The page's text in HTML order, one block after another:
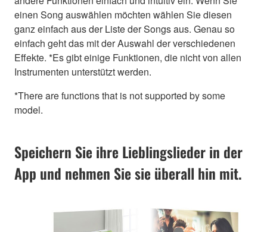
einen Song auswählen möchten wählen Sie diesen
ganz einfach aus der Liste der Songs aus. Genau so
einfach geht das mit der Auswahl der verschiedenen
Effekte. *Es gibt einige Funktionen, die nicht von allen
Instrumenten unterstützt werden.
*There are functions that is not supported by some
model.
Speichern Sie ihre Lieblingslieder in der
App und nehmen Sie sie überall hin mit.